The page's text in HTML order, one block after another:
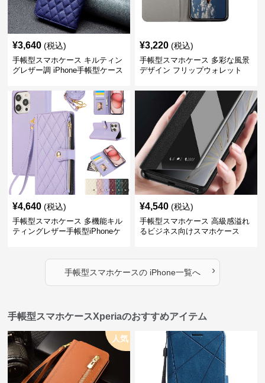
¥3,640 (税込)
手帳型スマホケース キルティン
グレザー調 iPhone手帳型ケース
¥3,220 (税込)
手帳型スマホケース 多彩な風景
デザイン フリップウォレット
¥4,640 (税込)
手帳型スマホケース 多機能キル
ティングレザー手帳型iPhoneケ
¥4,540 (税込)
手帳型スマホケース 高級感溢れ
るビジネス向けスマホケース
手帳型スマホケースのiPhone一覧へ ›
手帳型スマホケースXperiaのおすすめアイテム
人気